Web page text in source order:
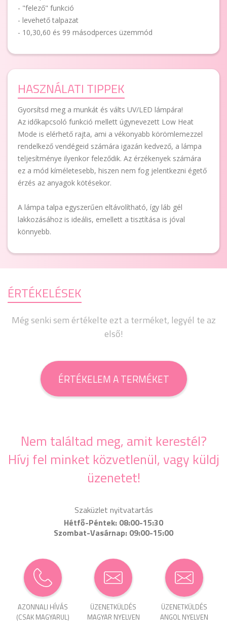
- "felező" funkció
- levehető talpazat
- 10,30,60 és 99 másodperces üzemmód
HASZNÁLATI TIPPEK
Gyorsítsd meg a munkát és válts UV/LED lámpára!
Az időkapcsoló funkció mellett úgynevezett Low Heat
Mode is elérhető rajta, ami a vékonyabb körömlemezzel
rendelkező vendégeid számára igazán kedvező, a lámpa
teljesítménye ilyenkor feleződik. Az érzékenyek számára
ez a mód kíméletesebb, hiszen nem fog jelentkezni égető
érzés az anyagok kötésekor.
A lámpa talpa egyszerűen eltávolítható, így láb gél
lakkozásához is ideális, emellett a tisztítása is jóval
könnyebb.
ÉRTÉKELÉSEK
Még senki sem értékelte ezt a terméket, legyél te az
első!
ÉRTÉKELEM A TERMÉKET
Nem találtad meg, amit kerestél?
Hívj fel minket közvetlenül, vagy küldj
üzenetet!
Szaküzlet nyitvatartás
Hétfő-Péntek: 08:00-15:30
Szombat-Vasárnap: 09:00-15:00
AZONNALI HÍVÁS
(CSAK MAGYARUL)
ÜZENET­KÜLDÉS
MAGYAR NYELVEN
ÜZENET­KÜLDÉS
ANGOL NYELVEN